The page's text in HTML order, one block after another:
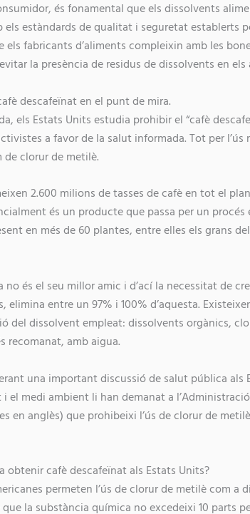
és fonamental que els dissolvents
estàndards de qualitat i seguretat establerts
fabricants d’aliments compleixin amb les
la presència de residus de dissolvents en els
descafeïnat en el punt de mira.
els Estats Units estudia prohibir el “cafè
a favor de la salut informada. Tot per l’ús
clorur de metilè.
2.600 milions de tasses de cafè en tot el
és un producte que passa per un procés
en més de 60 plantes, entre elles els grans
no és el seu millor amic i d’ací la necessitat de
entre un 97% i 100% d’aquesta.
del dissolvent empleat: dissolvents orgànics,
recomanat, amb aigua.
una important discussió de salut pública als
el medi ambient li han demanat a
en anglès) que prohibeixi l’ús de clorur de
obtenir cafè descafeïnat als Estats Units?
permeten l’ús de clorur de metilè com a
la substància química no excedeixi 10 parts